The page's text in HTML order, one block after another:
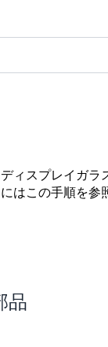
ィスプレイガラ
はこの手順を参
品